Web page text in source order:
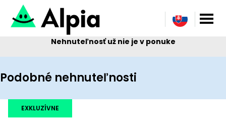
Nehnuteľnosť už nie je v ponuke
Podobné nehnuteľnosti
EXKLUZÍVNE